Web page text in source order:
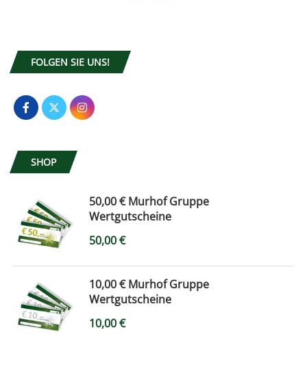
FOLGEN SIE UNS!
SHOP
50,00 € Murhof Gruppe
Wertgutscheine
50,00€
10,00 € Murhof Gruppe
Wertgutscheine
10,00€